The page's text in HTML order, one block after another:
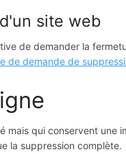
site web
de demander la
de demande de
mais qui conservent une
la suppression complète.